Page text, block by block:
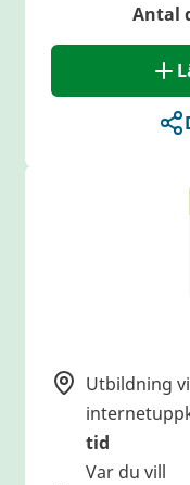
Antal
Utbildning
tid
Var du vill